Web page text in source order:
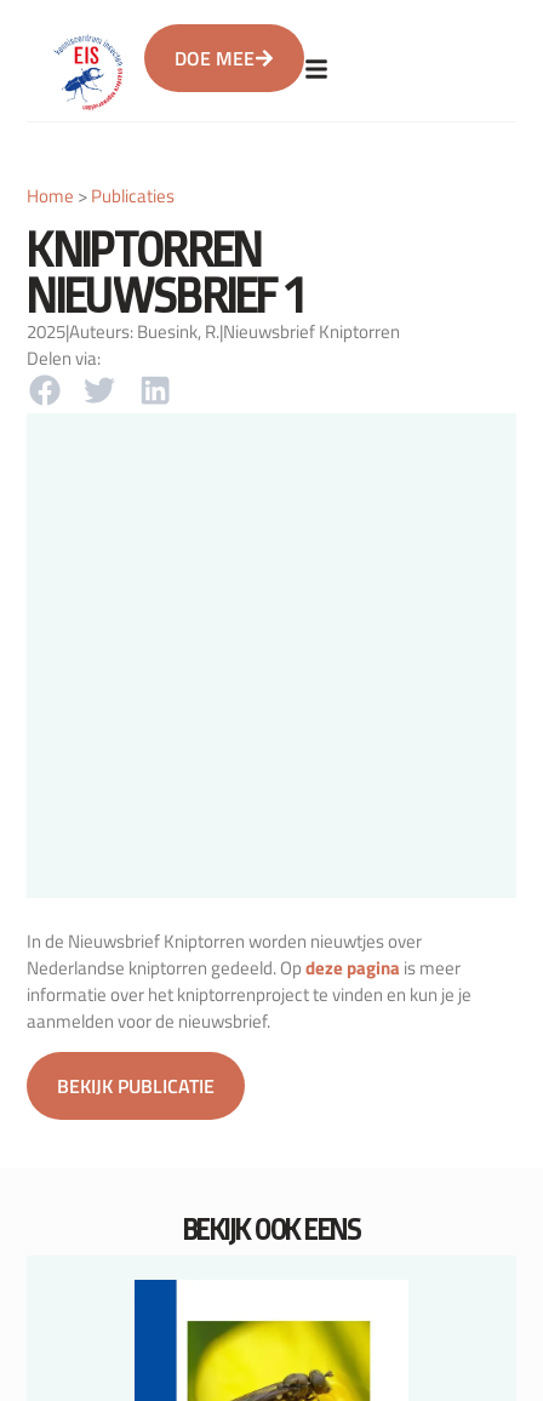
DOE MEE
Home >Publicaties
KNIPTORREN
NIEUWSBRIEF 1
2025|Auteurs: Buesink, R.|Nieuwsbrief Kniptorren
Delen via:
In de Nieuwsbrief Kniptorren worden nieuwtjes over
Nederlandse kniptorren gedeeld. Opdeze pagina is meer
informatie over het kniptorrenproject te vinden en kun je je
aanmelden voor de nieuwsbrief.
BEKIJK PUBLICATIE
BEKIJK OOK EENS